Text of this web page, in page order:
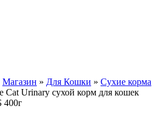
Магазин » Для Кошки » Сухие корма
Cat Urinary сухой корм для кошек
400г